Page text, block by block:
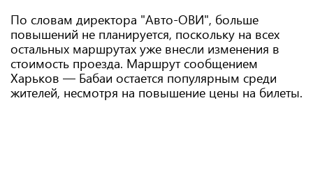
По словам директора "Авто-ОВИ", больше
повышений не планируется, поскольку на всех
остальных маршрутах уже внесли изменения в
стоимость проезда. Маршрут сообщением
Харьков — Бабаи остается популярным среди
жителей, несмотря на повышение цены на билеты.